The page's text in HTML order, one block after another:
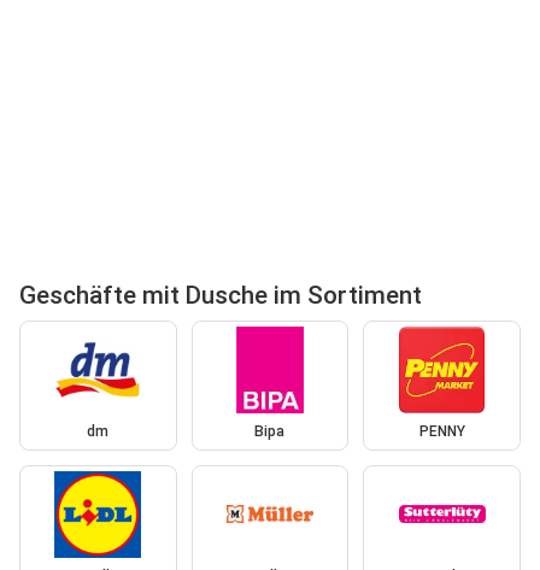
Geschäfte mit Dusche im Sortiment
dm Bipa PENNY